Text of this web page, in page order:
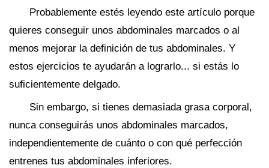
Probablemente estés leyendo este artículo porque
quieres conseguir unos abdominales marcados o al
menos mejorar la definición de tus abdominales. Y
estos ejercicios te ayudarán a lograrlo... si estás lo
suficientemente delgado.
Sin embargo, si tienes demasiada grasa corporal,
nunca conseguirás unos abdominales marcados,
independientemente de cuánto o con qué perfección
entrenes tus abdominales inferiores.